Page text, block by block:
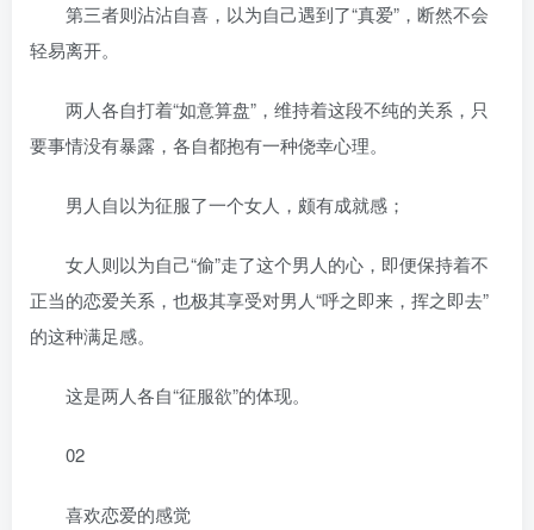
第三者则沾沾自喜，以为自己遇到了“真爱”，断然不会
轻易离开。
两人各自打着“如意算盘”，维持着这段不纯的关系，只
要事情没有暴露，各自都抱有一种侥幸心理。
男人自以为征服了一个女人，颇有成就感；
女人则以为自己“偷”走了这个男人的心，即便保持着不
正当的恋爱关系，也极其享受对男人“呼之即来，挥之即去”
的这种满足感。
这是两人各自“征服欲”的体现。
02
喜欢恋爱的感觉